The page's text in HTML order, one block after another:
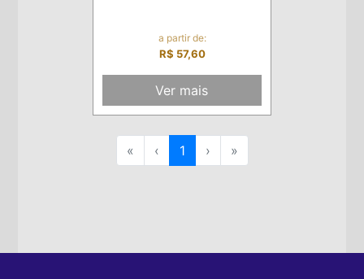
a partir de:
R$ 57,60
Ver mais
« ‹ 1 › »